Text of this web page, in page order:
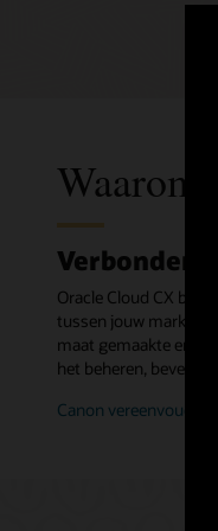
Waarom
Verbonden
Oracle Cloud CX
tussen jouw
maat gemaakte
het beheren,
Canon vereenvoudigt